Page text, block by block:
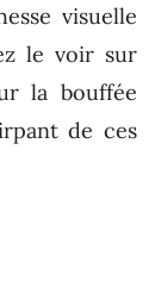
visuelle
le voir sur
la bouffée
de ces